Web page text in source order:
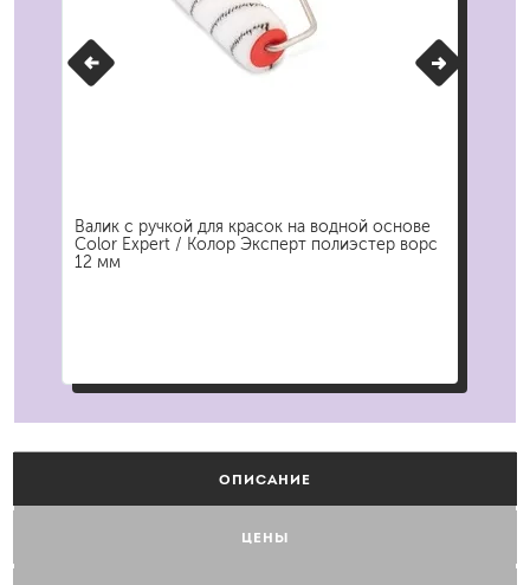
Валик с ручкой для красок на водной основе
Color Expert / Колор Эксперт полиэстер ворс
12 мм
ОПИСАНИЕ
ЦЕНЫ